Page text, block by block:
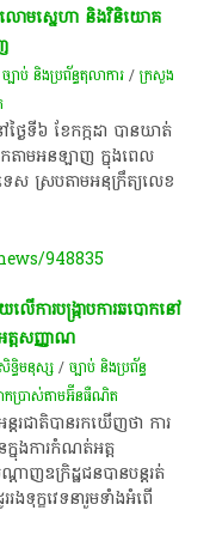
ោម​ស្នេហា និង​វិនិយោគ​
ច្បាប់ និងប្រព័ន្ធតុលាការ /ក្រសួង
ងៃទី៦ ខែកក្កដា បាន​ឃាត់​
តាម​អនឡាញ ក្នុង​ពេល​
ទេស ស្រប​តាម​អនុក្រឹត្យលេខ
948835
ើការបង្ក្រាប​ការឆបោកនៅ
ត្តសញ្ញាណ
ទ្ធិមនុស្ស /ច្បាប់ និងប្រព័ន្ធ
កប្រាស់តាមអ៊ីនធឺណិត
រជាតិបានរកឃើញថា ការ
នុងការកំណត់អត្ត
ញឧក្រិដ្ឋជនបានបន្តរត់
ទុក្ខវេទនារួមទាំងអំពើ